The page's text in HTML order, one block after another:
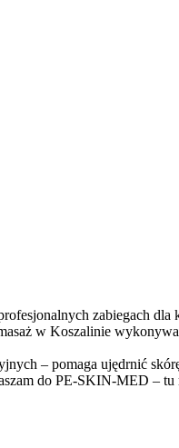
zabiegach dla
w Koszalinie
– pomaga ujędrnić
do PE-SKIN-MED – tu